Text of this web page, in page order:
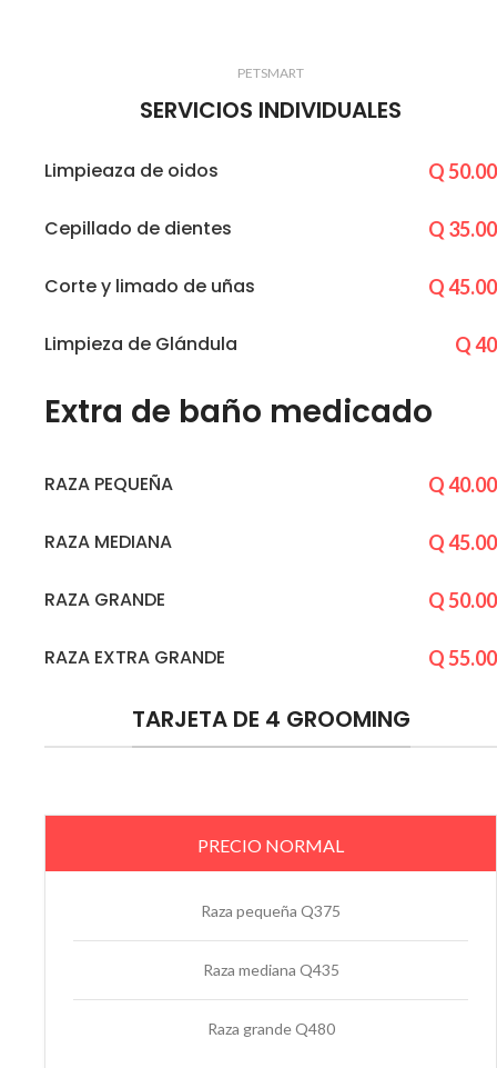
PETSMART
SERVICIOS INDIVIDUALES
Limpieaza de oidos Q 50.00
Cepillado de dientes Q 35.00
Corte y limado de uñas Q 45.00
Limpieza de Glándula Q 40
Extra de baño medicado
RAZA PEQUEÑA Q 40.00
RAZA MEDIANA Q 45.00
RAZA GRANDE Q 50.00
RAZA EXTRA GRANDE Q 55.00
TARJETA DE 4 GROOMING
PRECIO NORMAL
Raza pequeña Q375
Raza mediana Q435
Raza grande Q480